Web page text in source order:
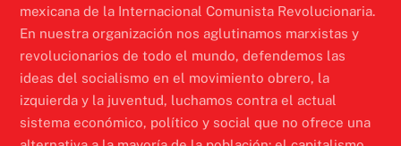
mexicana de la Internacional Comunista Revolucionaria.
En nuestra organización nos aglutinamos marxistas y
revolucionarios de todo el mundo, defendemos las
ideas del socialismo en el movimiento obrero, la
izquierda y la juventud, luchamos contra el actual
sistema económico, político y social que no ofrece una